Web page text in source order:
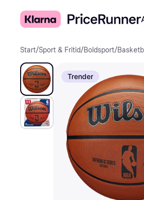
Start/Sport & Fritid/Boldsport/
Trender